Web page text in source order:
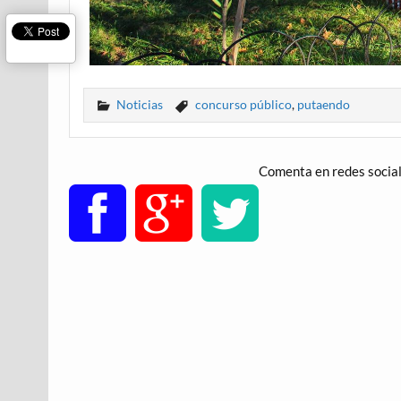
Noticias concurso público, putaendo
Comenta en redes